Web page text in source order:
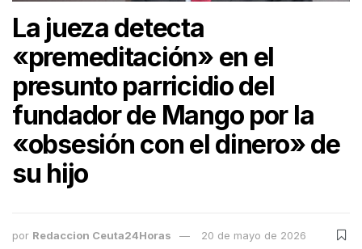
La jueza detecta
«premeditación» en el
presunto parricidio del
fundador de Mango por la
«obsesión con el dinero» de
su hijo
por Redaccion Ceuta24Horas 20 de mayo de 2026